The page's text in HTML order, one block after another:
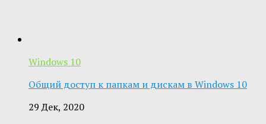
Windows 10
Общий доступ к папкам и дискам в Windows 10
29 Дек, 2020